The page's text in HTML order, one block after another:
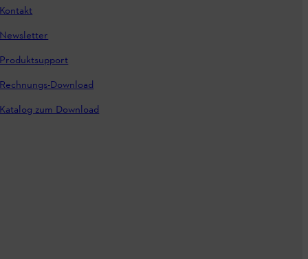
Kontakt
Newsletter
Produktsupport
Rechnungs-Download
Katalog zum Download